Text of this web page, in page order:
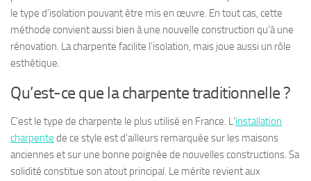
le type d’isolation pouvant être mis en œuvre. En tout cas, cette
méthode convient aussi bien à une nouvelle construction qu’à une
rénovation. La charpente facilite l’isolation, mais joue aussi un rôle
esthétique.
Qu’est-ce que la charpente traditionnelle ?
C’est le type de charpente le plus utilisé en France. L’installation
charpente de ce style est d’ailleurs remarquée sur les maisons
anciennes et sur une bonne poignée de nouvelles constructions. Sa
solidité constitue son atout principal. Le mérite revient aux